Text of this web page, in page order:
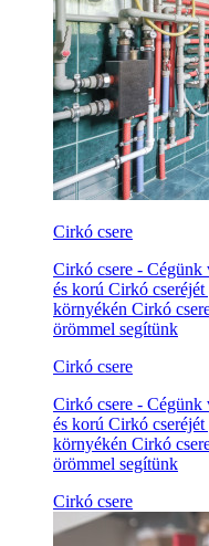
Cirkó csere
Cirkó csere - Cégünk
és korú Cirkó cseréjét
környékén Cirkó
örömmel segítünk
Cirkó csere
Cirkó csere - Cégünk
és korú Cirkó cseréjét
környékén Cirkó
örömmel segítünk
Cirkó csere